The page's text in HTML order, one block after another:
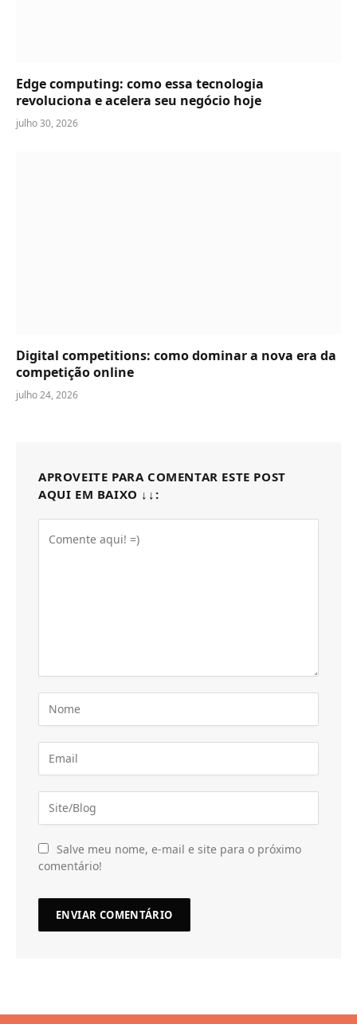
Edge computing: como essa tecnologia
revoluciona e acelera seu negócio hoje
julho 30, 2026
Digital competitions: como dominar a nova era da
competição online
julho 24, 2026
APROVEITE PARA COMENTAR ESTE POST
AQUI EM BAIXO ↓↓:
Salve meu nome, e-mail e site para o próximo
comentário!